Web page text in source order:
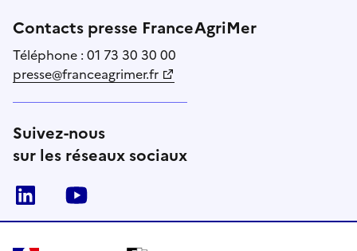
Contacts presse FranceAgriMer
Téléphone : 01 73 30 30 00
presse@franceagrimer.fr
Suivez-nous
sur les réseaux sociaux
Linkedin